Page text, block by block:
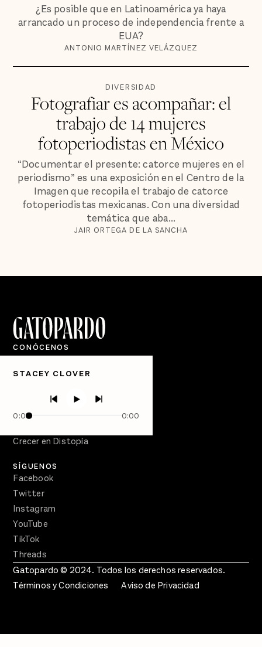
¿Es posible que en Latinoamérica ya haya
arrancado un proceso de independencia frente a
EUA?
ANTONIO MARTÍNEZ VELÁZQUEZ
DIVERSIDAD
Fotografiar es acompañar: el
trabajo de 14 mujeres
fotoperiodistas en México
“Documentar el presente: catorce mujeres en el
periodismo” es una exposición en el Centro de la
Imagen que recopila el trabajo de catorce
fotoperiodistas mexicanas. Con una diversidad
temática que aba...
JAIR ORTEGA DE LA SANCHA
STACEY CLOVER
0:00 0:00
CONÓCENOS
Quiénes Somos
Directorio
PÓDCASTS
Semanario Gatopardo
Crecer en Distopía
SÍGUENOS
Facebook
Twitter
Instagram
YouTube
TikTok
Threads
Gatopardo © 2024. Todos los derechos reservados.
Términos y Condiciones
Aviso de Privacidad